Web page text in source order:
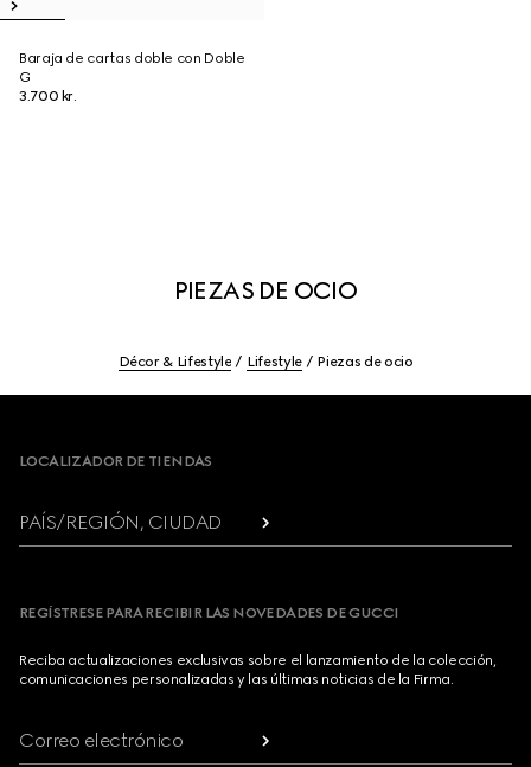
Baraja de cartas doble con Doble
G
3.700 kr.
PIEZAS DE OCIO
Décor & Lifestyle Lifestyle Piezas de ocio
LOCALIZADOR DE TIENDAS
PAÍS/REGIÓN, CIUDAD
REGÍSTRESE PARA RECIBIR LAS NOVEDADES DE GUCCI
Reciba actualizaciones exclusivas sobre el lanzamiento de la colección,
comunicaciones personalizadas y las últimas noticias de la Firma.
Correo electrónico